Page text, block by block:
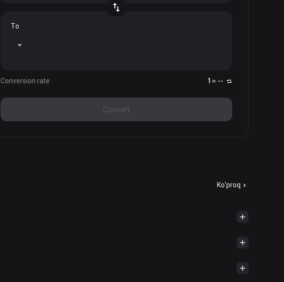
To
Conversion rate 1 ≈ --
Convert
Ko'proq